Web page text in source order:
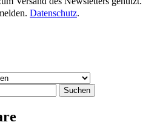
Datenschutz.